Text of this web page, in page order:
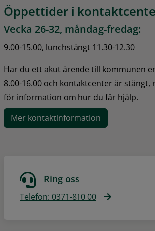
Öppettider i
Vecka 26-32, måndag-fredag:
9.00-15.00, lunchstängt 11.30-12.30
Har du ett akut ärende till kommunen
8.00-16.00 och kontaktcenter är stängt,
för information om hur du får hjälp.
Mer kontaktinformation
Ring oss
Telefon: 0371-810 00